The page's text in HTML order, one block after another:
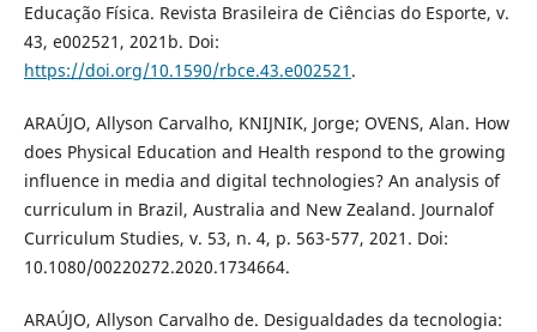
Educação Física. Revista Brasileira de Ciências do Esporte, v.
43, e002521, 2021b. Doi:
https://doi.org/10.1590/rbce.43.e002521 .
ARAÚJO, Allyson Carvalho, KNIJNIK, Jorge; OVENS, Alan. How
does Physical Education and Health respond to the growing
influence in media and digital technologies? An analysis of
curriculum in Brazil, Australia and New Zealand. Journalof
Curriculum Studies, v. 53, n. 4, p. 563-577, 2021. Doi:
10.1080/00220272.2020.1734664.
ARAÚJO, Allyson Carvalho de. Desigualdades da tecnologia: